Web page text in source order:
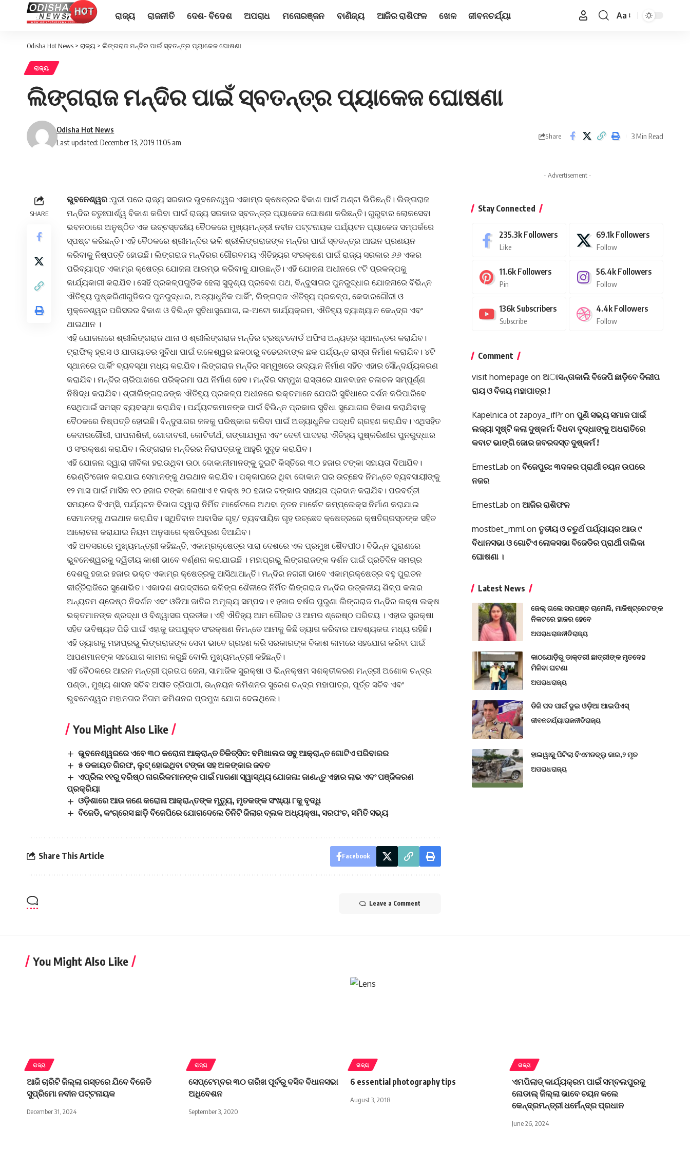
ରାଜ୍ୟ ରାଜନୀତି ଦେଶ- ବିଦେଶ ଅପରାଧ ମନୋରଞ୍ଜନ ବାଣିଜ୍ୟ ଆଜିର ରାଶିଫଳ ଖେଳ ଜୀବନଚର୍ଯ୍ୟା
Font
Aa
Odisha Hot News > ରାଜ୍ୟ > ଲିଙ୍ଗରାଜ ମନ୍ଦିର ପାଇଁ ସ୍ବତନ୍ତ୍ର ପ୍ୟାକେଜ ଘୋଷଣା
ରାଜ୍ୟ
ଲିଙ୍ଗରାଜ ମନ୍ଦିର ପାଇଁ ସ୍ବତନ୍ତ୍ର ପ୍ୟାକେଜ ଘୋଷଣା
Last updated: December 13, 2019 11:05 am
Odisha Hot News
Share 3 Min Read
SHARE
ଭୁବନେଶ୍ୱର :ପୁରୀ ପରେ ରାଜ୍ୟ ସରକାର ଭୁବନେଶ୍ୱର ଏକାମ୍ର କ୍ଷେତ୍ରର ବିକାଶ ପାଇଁ ଅଣ୍ଟା ଭିଡିଛନ୍ତି। ଲିଙ୍ଗରାଜ
ମନ୍ଦିର ଚତୁଃପାର୍ଶ୍ୱ ବିକାଶ କରିବା ପାଇଁ ରାଜ୍ୟ ସରକାର ସ୍ବତନ୍ତ୍ର ପ୍ୟାକେଜ ଘୋଷଣା କରିଛନ୍ତି। ଗୁରୁବାର ଲୋକସେବା
ଭବନଠାରେ ଅନୁଷ୍ଠିତ ଏକ ଉଚ୍ଚସ୍ତରୀୟ ବୈଠକରେ ମୁଖ୍ୟମନ୍ତ୍ରୀ ନବୀନ ପଟ୍ଟନାୟକ ପର୍ଯ୍ୟଟନ ପ୍ୟାକେଜ ସମ୍ପର୍କରେ
ସ୍ପଷ୍ଟ କରିଛନ୍ତି। ଏହି ବୈଠକରେ ଶ୍ରୀମନ୍ଦିର ଭଳି ଶ୍ରୀଲିଙ୍ଗରାଜଙ୍କ ମନ୍ଦିର ପାଇଁ ସ୍ବତନ୍ତ୍ର ଆଇନ ପ୍ରଣୟନ
କରିବାକୁ ନିଷ୍ପତ୍ତି ହୋଇଛି। ଲିଙ୍ଗରାଜ ମନ୍ଦିରର ଗୌରବମୟ ଐତିହ୍ୟର ସଂରକ୍ଷଣ ପାଇଁ ରାଜ୍ୟ ସରକାର ୬୬ ଏକର
ପରିବ୍ୟାପ୍ତ ଏକାମ୍ର କ୍ଷେତ୍ର ଯୋଜନା ଆରମ୍ଭ କରିବାକୁ ଯାଉଛନ୍ତି। ଏହି ଯୋଜନା ଅଧୀନରେ ୯ଟି ପ୍ରକଳ୍ପକୁ
କାର୍ଯ୍ୟକାରୀ କରାଯିବ। ସେହି ପ୍ରକଳ୍ପଗୁଡିକ ହେଲା ସୁଦୃଶ୍ୟ ପ୍ରବେଶ ପଥ, ବିନ୍ଦୁସାଗର ପୁନରୁଦ୍ଧାର ଯୋଜନାରେ ବିଭିନ୍ନ
ଐତିହ୍ୟ ପୁଷ୍କରିଣୀଗୁଡିକର ପୁନରୁଦ୍ଧାର, ଅତ୍ୟାଧୁନିକ ପାର୍କିଂ, ଲିଙ୍ଗରାଜ ଐତିହ୍ୟ ପ୍ରକଳ୍ପ, କେଦାରଗୌରୀ ଓ
ମୁକ୍ତେଶ୍ୱର ପରିସରର ବିକାଶ ଓ ବିଭିନ୍ନ ସୁବିଧାସୁଯୋଗ, ଇ-ଅଟୋ କାର୍ଯ୍ୟକ୍ରମ, ଐତିହ୍ୟ ବ୍ୟାଖ୍ୟାନ କେନ୍ଦ୍ର ଏବଂ
ଥାଇଥାନ ।
ଏହି ଯୋଜନାରେ ଶ୍ରୀଲିଙ୍ଗରାଜ ଥାନା ଓ ଶ୍ରୀଲିଙ୍ଗରାଜ ମନ୍ଦିର ଟ୍ରଷ୍ଟବୋର୍ଡ ଅଫିସ ଅନ୍ୟତ୍ର ସ୍ଥାନାନ୍ତର କରାଯିବ।
ଟ୍ରାଫିକ୍‌ ହ୍ରାସ ଓ ଯାତାୟାତର ସୁବିଧା ପାଇଁ ତାଳେଶ୍ୱର ଛକଠାରୁ ବଢେଇବାଙ୍କ ଛକ ପର୍ଯ୍ୟନ୍ତ ରାସ୍ତା ନିର୍ମାଣ କରାଯିବ। ୪ଟି
ସ୍ଥାନରେ ପାର୍କିଂ ବ୍ୟବସ୍ଥା ମଧ୍ୟ କରାଯିବ। ଲିଙ୍ଗରାଜ ମନ୍ଦିର ସମ୍ମୁଖରେ ଉଦ୍ୟାନ ନିର୍ମାଣ ସହିତ ଏହାର ସୌନ୍ଦର୍ଯ୍ୟକରଣ
କରାଯିବ। ମନ୍ଦିର ଚାରିପାଖରେ ପରିକ୍ରମା ପଥ ନିର୍ମାଣ ହେବ। ମନ୍ଦିର ସମ୍ମୁଖ ରାସ୍ତାରେ ଯାନବାହନ ଚଳାଚଳ ସମ୍ପୂର୍ଣ୍ଣ
ନିଷିଦ୍ଧ କରାଯିବ। ଶ୍ରୀଲିଙ୍ଗରାଜଙ୍କ ଐତିହ୍ୟ ପ୍ରକଳ୍ପ ଅଧୀନରେ ଭକ୍ତମାନେ ଯେପରି ସୁବିଧାରେ ଦର୍ଶନ କରିପାରିବେ
ସେଥିପାଇଁ ସମସ୍ତ ବ୍ୟବସ୍ଥା କରାଯିବ। ପର୍ଯ୍ୟଟକମାନଙ୍କ ପାଇଁ ବିଭିନ୍ନ ପ୍ରକାର ସୁବିଧା ସୁଯୋଗର ବିକାଶ କରାଯିବାକୁ
ବୈଠକରେ ନିଷ୍ପତ୍ତି ହୋଇଛି। ବିନ୍ଦୁସାଗର ଜଳକୁ ପରିଷ୍କାର କରିବା ପାଇଁ ଅତ୍ୟାଧୁନିକ ପଦ୍ଧତି ଗ୍ରହଣ କରାଯିବ। ଏଥିସହିତ
କେଦାରଗୌରୀ, ପାପନାଶିନୀ, ଗୋଦାବରୀ, କୋଟିତୀର୍ଥ, ଗଙ୍ଗାଯମୁନା ଏବଂ ଦେବୀ ପାଦହରା ଐତିହ୍ୟ ପୁଷ୍କରିଣୀର ପୁନରୁଦ୍ଧାର
ଓ ସଂରକ୍ଷଣ କରାଯିବ। ଲିଙ୍ଗରାଜ ମନ୍ଦିରର ନିରାପତ୍ତାକୁ ଆହୁରି ସୁଦୃଢ କରାଯିବ।
ଏହି ଯୋଜନା ଦ୍ୱାରା ଜୀବିକା ହରାଉଥିବା ଉଠା ଦୋକାନୀମାନଙ୍କୁ ଦୁଇଟି କିସ୍ତିରେ ୩୦ ହଜାର ଟଙ୍କା ସହାୟତା ଦିଆଯିବ।
ଭେଣ୍ଡିଂଜୋନ କରାଯାଇ ସେମାନଙ୍କୁ ଥଇଥାନ କରାଯିବ। ପକ୍କାଘରେ ଥିବା ଦୋକାନ ଘର ଉଚ୍ଛେଦ ନିମନ୍ତେ ବ୍ୟବସାୟୀଙ୍କୁ
୧୨ ମାସ ପାଇଁ ମାସିକ ୧୦ ହଜାର ଟଙ୍କା ଲେଖାଏ ୧ ଲକ୍ଷ ୨୦ ହଜାର ଟଙ୍କାର ସହାୟତା ପ୍ରଦାନ କରାଯିବ। ପରବର୍ତ୍ତୀ
ସମୟରେ ବିଏମ୍‌ସି, ପର୍ଯ୍ୟଟନ ବିଭାଗ ଦ୍ୱାରା ନିର୍ମିତ ମାର୍କେଟରେ ଅଥବା ନୂତନ ମାର୍କେଟ କମ୍ପ୍ଲେକ୍ସ ନିର୍ମାଣ କରାଯାଇ
ସେମାନଙ୍କୁ ଥଇଥାନ କରାଯିବ। ସ୍ଥିତିବାନ ଆବାସିକ ଗୃହ/ ବ୍ୟବସାୟିକ ଗୃହ ଉଚ୍ଛେଦ କ୍ଷେତ୍ରରେ କ୍ଷତିଗ୍ରସ୍ତଙ୍କ ସହିତ
ଆଲୋଚନା କରାଯାଇ ନିୟମ ଅନୁସାରେ କ୍ଷତିପୂରଣ ଦିଆଯିବ।
ଏହି ଅବସରରେ ମୁଖ୍ୟମନ୍ତ୍ରୀ କହିଛନ୍ତି, ଏକାମ୍ରକ୍ଷେତ୍ର ସାରା ଦେଶରେ ଏକ ପ୍ରମୁଖ ଶୈବପୀଠ। ବିଭିନ୍ନ ପୁରାଣରେ
ଭୁବନେଶ୍ୱରକୁ ଦ୍ୱିତୀୟ କାଶୀ ଭାବେ ବର୍ଣ୍ଣନା କରାଯାଇଛି । ମହାପ୍ରଭୁ ଲିଙ୍ଗରାଜଙ୍କ ଦର୍ଶନ ପାଇଁ ପ୍ରତିଦିନ ସମଗ୍ର
ଦେଶରୁ ହଜାର ହଜାର ଭକ୍ତ ଏକାମ୍ର କ୍ଷେତ୍ରକୁ ଆସିଥାଆନ୍ତି। ମନ୍ଦିର ନଗରୀ ଭାବେ ଏକାମ୍ରକ୍ଷେତ୍ର ବହୁ ପୁରାତନ
କୀର୍ତ୍ତିରାଜିରେ ସୁଶୋଭିତ। ଏକାଦଶ ଶତାଦ୍ଦୀରେ କଳିଙ୍ଗ ଶୈଳୀରେ ନିର୍ମିତ ଲିଙ୍ଗରାଜ ମନ୍ଦିର ଉତ୍କଳୀୟ ଶିଳ୍ପ କଳାର
ଅନ୍ୟତମ ଶ୍ରେଷ୍ଠ ନିଦର୍ଶନ ଏବଂ ଓଡିଆ ଜାତିର ଅମୂଲ୍ୟ ସମ୍ପଦ। ୧ ହଜାର ବର୍ଷର ପୁରୁଣା ଲିଙ୍ଗରାଜ ମନ୍ଦିର ଲକ୍ଷ ଲକ୍ଷ
ଭକ୍ତମାନଙ୍କ ଶ୍ରଦ୍ଧା ଓ ବିଶ୍ୱାସର ପ୍ରତୀକ। ଏହି ଐତିହ୍ୟ ଆମ ଗୌରବ ଓ ଆମର ଶ୍ରେଷ୍ଠ ପରିଚୟ । ଏହାର ସୁରକ୍ଷା
ସହିତ ଭବିଷ୍ୟତ ପିଢି ପାଇଁ ଏହାକୁ ଉପଯୁକ୍ତ ସଂରକ୍ଷଣ ନିମନ୍ତେ ଆମକୁ କିଛି ତ୍ୟାଗ କରିବାର ଆବଶ୍ୟକତା ମଧ୍ୟ ରହିଛି।
ଏହି ତ୍ୟାଗକୁ ମହାପ୍ରଭୁ ଲିଙ୍ଗରାଜଙ୍କ ସେବା ଭାବେ ଗ୍ରହଣ କରି ସରକାରଙ୍କ ବିକାଶ କାମରେ ସହଯୋଗ କରିବା ପାଇଁ
ଆପଣମାନଙ୍କ ସହଯୋଗ କାମନା କରୁଛି ବୋଲି ମୁଖ୍ୟମନ୍ତ୍ରୀ କହିଛନ୍ତି।
ଏହି ବୈଠକରେ ଆଇନ ମନ୍ତ୍ରୀ ପ୍ରତାପ ଜେନା, ସାମାଜିକ ସୁରକ୍ଷା ଓ ଭିନ୍ନକ୍ଷମ ସଶକ୍ତୀକରଣ ମନ୍ତ୍ରୀ ଅଶୋକ ଚନ୍ଦ୍ର
ପଣ୍ଡା, ମୁଖ୍ୟ ଶାସନ ସଚିବ ଅସୀତ ତ୍ରିପାଠୀ, ଉନ୍ନୟନ କମିଶନର ସୁରେଶ ଚନ୍ଦ୍ର ମହାପାତ୍ର, ପୂର୍ତ୍ତ ସଚିବ ଏବଂ
ଭୁବନେଶ୍ୱର ମହାନଗର ନିଗମ କମିଶନର ପ୍ରମୁଖ ଯୋଗ ଦେଇଥିଲେ।
You Might Also Like
ଭୁବନେଶ୍ୱରରେ ଏବେ ୩୦ କରୋନା ଆକ୍ରାନ୍ତ ଚିକିତ୍ସିତ: ବମିଖାଲର ସବୁ ଆକ୍ରାନ୍ତ ଗୋଟିଏ ପରିବାରର
୫ ଡକାୟତ ଗିରଫ, ଲୁଟ୍ ହୋଇଥିବା ଟଙ୍କା ସହ ଅଳଙ୍କାର ଜବତ
ଏପ୍ରିଲ ୧୧ରୁ ବରିଷ୍ଠ ନାଗରିକମାନଙ୍କ ପାଇଁ ମାଗଣା ସ୍ୱାସ୍ଥ୍ୟ ଯୋଜନା: ଜାଣନ୍ତୁ ଏହାର ଲାଭ ଏବଂ ପଞ୍ଜିକରଣ
ପ୍ରକ୍ରିୟା
ଓଡ଼ିଶାରେ ଆଉ ଜଣେ କରୋନା ଆକ୍ରାନ୍ତଙ୍କ ମୃତ୍ୟୁ, ମୃତକଙ୍କ ସଂଖ୍ୟା ୮କୁ ବୃଦ୍ଧି
ବିଜେଡି, କଂଗ୍ରେସ ଛାଡ଼ି ବିଜେପିରେ ଯୋଗଦେଲେ ତିନିଟି ଜିଲାର ବ୍ଲକ ଅଧ୍ୟକ୍ଷା, ସରପଂଚ, ସମିତି ସଭ୍ୟ
Share This Article Facebook
Leave a Comment
- Advertisement -
Stay Connected
235.3k Followers
Like
69.1k Followers
Follow
11.6k Followers
Pin
56.4k Followers
Follow
136k Subscribers
Subscribe
4.4k Followers
Follow
Comment
visit homepage on ଅାସନ୍ତାକାଲି ବିଜେପି ଛାଡ଼ିବେ ଦିଲୀପ
ରାୟ ଓ ବିଜୟ ମହାପାତ୍ର !
Kapelnica ot zapoya_ifPron ପୁଣି ସଭ୍ୟ ସମାଜ ପାଇଁ
ଲଜ୍ୟା ସୃଷ୍ଟି କଲା ଦୁଷ୍କର୍ମ: ବିଧବା ବୃଦ୍ଧାଙ୍କୁ ଅଧରାତିରେ
କବାଟ ଭାଙ୍ଗି ଜୋର ଜବରଦସ୍ତ ଦୁଷ୍କର୍ମ !
ErnestLab on ବିଜେପୁର: ୩ଦଳର ପ୍ରାର୍ଥୀ ଚୟନ ଉପରେ
ନଜର
ErnestLab on ଆଜିର ରାଶିଫଳ
mostbet_rnmlon ତୃତୀୟ ଓ ଚତୁର୍ଥ ପର୍ଯ୍ୟାୟର ଆଉ ୯
ବିଧାନସଭା ଓ ଗୋଟିଏ ଲୋକସଭା ବିଜେଡିର ପ୍ରାର୍ଥୀ ତାଲିକା
ଘୋଷଣା ।
Latest News
ଜେଲ୍ ଗଲେ ସରପଞ୍ଚ ଚାମେଲି, ମାଜିଷ୍ଟ୍ରେଟଙ୍କ
ନିକଟରେ ହାଜର ହେବେ
ଅପରାଧରାଜନୀତିରାଜ୍ୟ
କାଠଯୋଡ଼ିରୁ ଡାକ୍ତରୀ ଛାତ୍ରୀଙ୍କ ମୃତଦେହ
ମିଳିବା ଘଟଣା
ଅପରାଧରାଜ୍ୟ
ଡିଜି ପଦ ପାଇଁ ଦୁଇ ଓଡ଼ିଆ ଆଇପିଏସ୍
ଜୀବନଚର୍ଯ୍ୟାରାଜନୀତିରାଜ୍ୟ
ହାଇୱାକୁ ପିଟିଲା ବିଏମଡବ୍ଲୁ କାର,୨ ମୃତ
ଅପରାଧରାଜ୍ୟ
You Might Also Like
ରାଜ୍ୟ
ଆଜି ଚାରିଟି ଜିଲ୍ଲା ଗସ୍ତରେ ଯିବେ ବିଜେଡି
ସୁପ୍ରିମୋ ନବୀନ ପଟ୍ଟନାୟକ
December 31, 2024
ରାଜ୍ୟ
ସେପ୍ଟେମ୍ବର ୩୦ ତାରିଖ ପୂର୍ବରୁ ବସିବ ବିଧାନସଭା
ଅଧିବେଶନ
September 3, 2020
ରାଜ୍ୟ
6 essential photography tips
August 3, 2018
ରାଜ୍ୟ
ଏମପିଲାଡ୍ କାର୍ଯ୍ୟକ୍ରମ ପାଇଁ ସମ୍ବଲପୁରକୁ
ନୋଡାଲ୍ ଜିଲ୍ଲା ଭାବେ ଚୟନ କଲେ
କେନ୍ଦ୍ରମନ୍ତ୍ରୀ ଧର୍ମେନ୍ଦ୍ର ପ୍ରଧାନ
June 26, 2024